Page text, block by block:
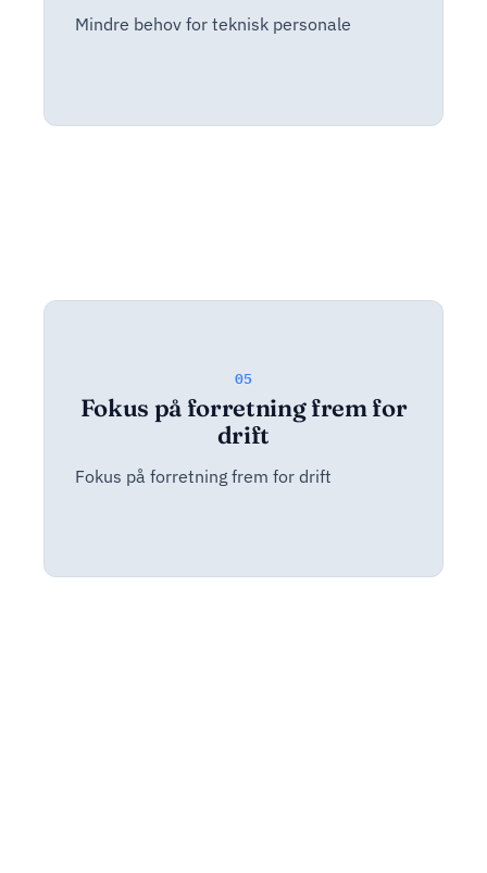
Mindre behov for teknisk personale
05
Fokus på forretning frem for
drift
Fokus på forretning frem for drift